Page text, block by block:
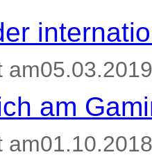
am05.03.2019
am
am01.10.2018